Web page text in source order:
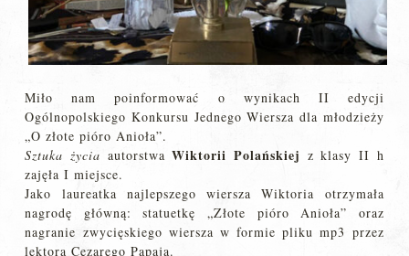
Miło nam poinformować o wynikach II edycji
Ogólnopolskiego Konkursu Jednego Wiersza dla młodzieży
„O złote pióro Anioła”.
Sztuka życia autorstwa Wiktorii Polańskiej z klasy II h
zajęła I miejsce.
Jako laureatka najlepszego wiersza Wiktoria otrzymała
nagrodę główną: statuetkę „Złote pióro Anioła” oraz
nagranie zwycięskiego wiersza w formie pliku mp3 przez
lektora Cezarego Papaja.